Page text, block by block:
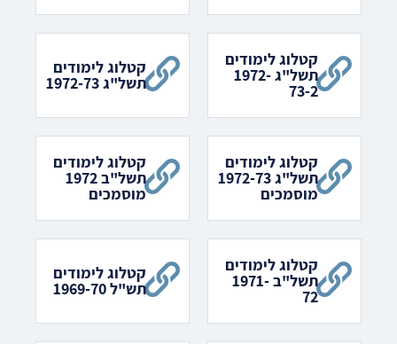
קטלוג לימודים
תשל"ג 1972-
73-2
קטלוג לימודים
תשל"ג 1972-73
קטלוג לימודים
תשל"ג 1972-73
מוסמכים
קטלוג לימודים
תשל"ב 1972
מוסמכים
קטלוג לימודים
תשל"ב 1971-
72
קטלוג לימודים
תש"ל 1969-70